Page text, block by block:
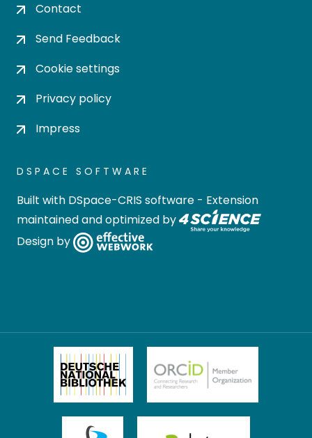
Contact
Send Feedback
Cookie settings
Privacy policy
Impress
DSPACE SOFTWARE
Built with DSpace-CRIS software - Extension
maintained and optimized by
Design by